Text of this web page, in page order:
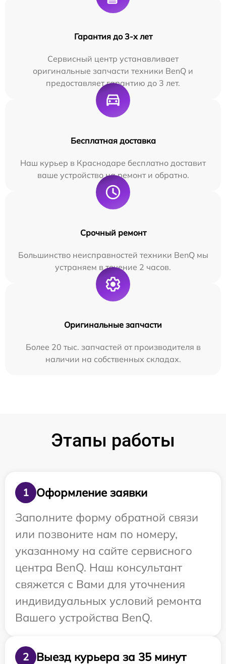
Гарантия до 3-х лет
Сервисный центр устанавливает
оригинальные запчасти техники BenQ и
предоставляет гарантию до 3 лет.
Бесплатная доставка
Наш курьер в Краснодаре бесплатно доставит
ваше устройство на ремонт и обратно.
Срочный ремонт
Большинство неисправностей техники BenQ мы
устраняем в течение 2 часов.
Оригинальные запчасти
Более 20 тыс. запчастей от производителя в
наличии на собственных складах.
Этапы работы
1
Оформление заявки
Заполните форму обратной связи
или позвоните нам по номеру,
указанному на сайте сервисного
центра BenQ. Наш консультант
свяжется с Вами для уточнения
индивидуальных условий ремонта
Вашего устройства BenQ.
2 Выезд курьера за 35 минут